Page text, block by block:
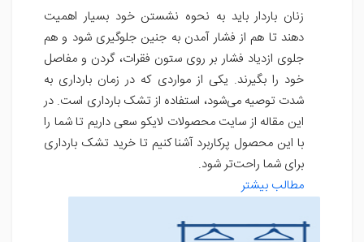
زنان باردار باید به نحوه نشستن خود بسیار اهمیت
دهند تا هم از فشار آمدن به جنین جلوگیری شود و هم
جلوی ازدیاد فشار بر روی ستون فقرات، گردن و مفاصل
خود را بگیرند. یکی از مواردی که در زمان بارداری به
شدت توصیه می‌شود، استفاده از تشک بارداری است. در
این مقاله از سایت محصولات لایکو سعی داریم تا شما را
با این محصول پرکاربرد آشنا کنیم تا خرید تشک بارداری
برای شما راحت‌تر شود.
مطالب بیشتر